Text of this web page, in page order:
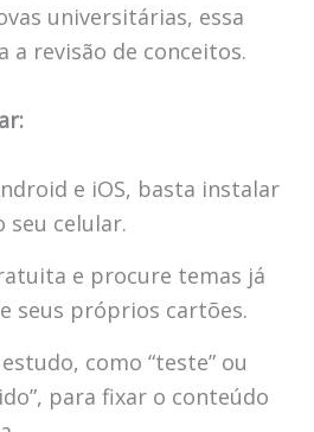
universitárias, essa
a revisão de conceitos.
e iOS, basta instalar
seu celular.
e procure temas já
seus próprios cartões.
como “teste” ou
para fixar o conteúdo